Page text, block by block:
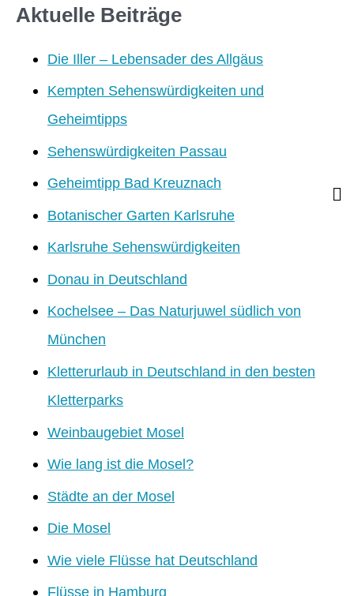
Aktuelle Beiträge
Die Iller – Lebensader des Allgäus
Kempten Sehenswürdigkeiten und
Geheimtipps
Sehenswürdigkeiten Passau
Geheimtipp Bad Kreuznach
Botanischer Garten Karlsruhe
Karlsruhe Sehenswürdigkeiten
Donau in Deutschland
Kochelsee – Das Naturjuwel südlich von
München
Kletterurlaub in Deutschland in den besten
Kletterparks
Weinbaugebiet Mosel
Wie lang ist die Mosel?
Städte an der Mosel
Die Mosel
Wie viele Flüsse hat Deutschland
Flüsse in Hamburg